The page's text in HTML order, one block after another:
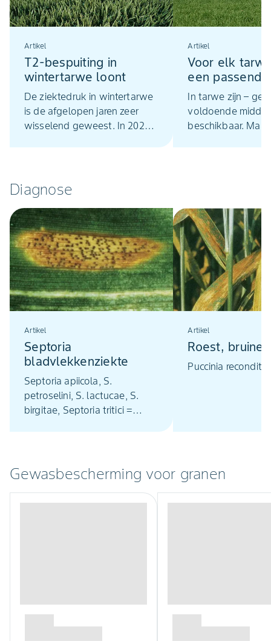
Artikel
T2-bespuiting in
wintertarwe loont
De ziektedruk in wintertarwe
is de afgelopen jaren zeer
wisselend geweest. In 2022
een behoorlijke Septoriadruk.
2023 en 2025 waren juist
weer jaren met weinig
ziekten. Dan dringt zich de
vraag op: in hoeverre zijn
bespuitingen – en dan met
name de T2-bespuiting –
door die jaren heen rendabel?
Artikel
Voor elk
een passend
In tarwe zijn –
voldoende
beschikbaar.
Diagnose
Artikel
Septoria
bladvlekkenziekte
Septoria apiicola, S.
petroselini, S. lactucae, S.
birgitae, Septoria tritici =
Artikel
Roest, bruine
Puccinia recondita
Gewasbescherming voor granen